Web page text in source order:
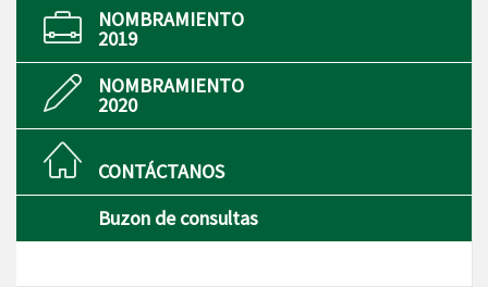
NOMBRAMIENTO
2019
NOMBRAMIENTO
2020
CONTÁCTANOS
Buzon de consultas